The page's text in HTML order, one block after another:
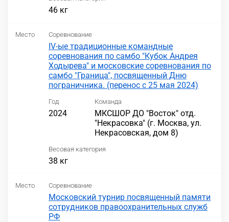
46 кг
Место Соревнование
IV-ые традиционные командные
соревнования по самбо "Кубок Андрея
Ходырева" и московские соревнования по
самбо "Граница", посвященный Дню
пограничника. (перенос с 25 мая 2024)
Год
2024
Команда
МКСШОР ДО "Восток" отд.
"Некрасовка" (г. Москва, ул.
Некрасовская, дом 8)
Весовая категория
38 кг
Место Соревнование
Московский турнир посвященный памяти
сотрудников правоохранительных служб
РФ